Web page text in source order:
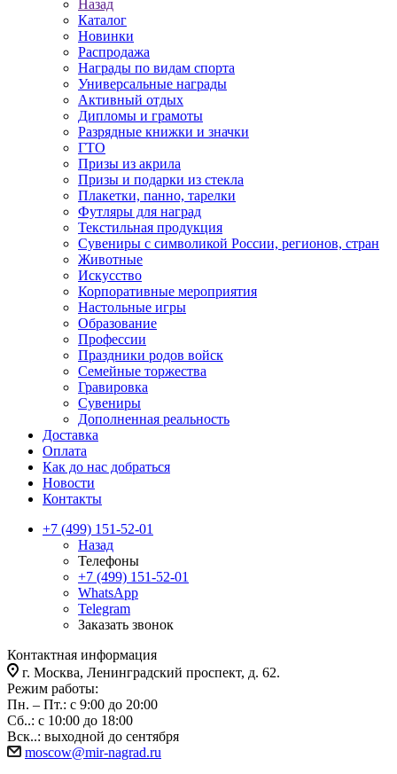
Назад
Каталог
Новинки
Распродажа
Награды по видам спорта
Универсальные награды
Активный отдых
Дипломы и грамоты
Разрядные книжки и значки
ГТО
Призы из акрила
Призы и подарки из стекла
Плакетки, панно, тарелки
Футляры для наград
Текстильная продукция
Сувениры с символикой России, регионов, стран
Животные
Искусство
Корпоративные мероприятия
Настольные игры
Образование
Профессии
Праздники родов войск
Семейные торжества
Гравировка
Сувениры
Дополненная реальность
Доставка
Оплата
Как до нас добраться
Новости
Контакты
+7 (499) 151-52-01
Назад
Телефоны
+7 (499) 151-52-01
WhatsApp
Telegram
Заказать звонок
Контактная информация
г. Москва, Ленинградский проспект, д. 62.
Режим работы:
Пн. – Пт.: с 9:00 до 20:00
Сб..: с 10:00 до 18:00
Вск..: выходной до сентября
moscow@mir-nagrad.ru